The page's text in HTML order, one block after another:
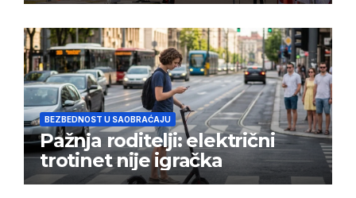
BEZBEDNOST U SAOBRAĆAJU
Pažnja roditelji: električni
trotinet nije igračka